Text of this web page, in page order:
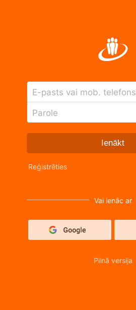
E-pasts vai mob. telefons
Parole
Ienākt
Reģistrēties
Vai ienāc ar
Pilnā versija